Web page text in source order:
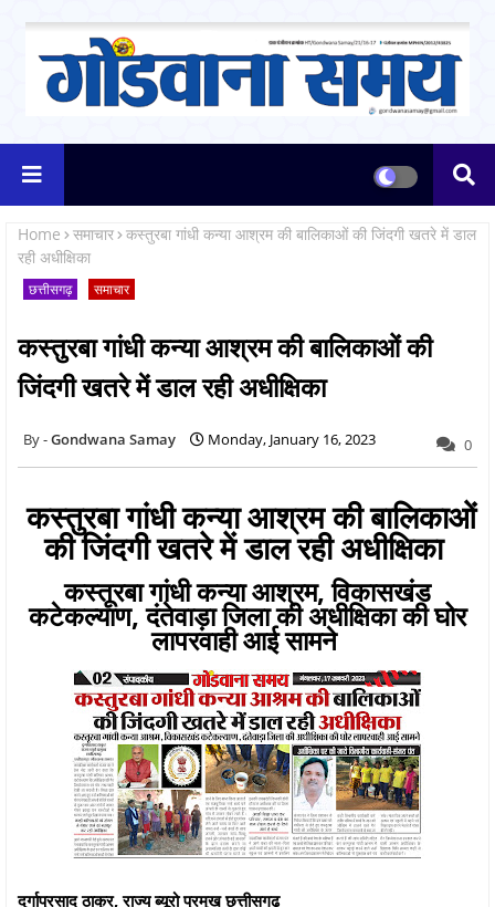
Home समाचार कस्तुरबा गांधी कन्या आश्रम की बालिकाओं की जिंदगी खतरे में डाल
रही अधीक्षिका
छत्तीसगढ़ समाचार
कस्तुरबा गांधी कन्या आश्रम की बालिकाओं की
जिंदगी खतरे में डाल रही अधीक्षिका
Gondwana Samay Monday, January 16, 2023 0
कस्तुरबा गांधी कन्या आश्रम की बालिकाओं
की जिंदगी खतरे में डाल रही अधीक्षिका
कस्तूरबा गांधी कन्या आश्रम, विकासखंड
कटेकल्याण, दंतेवाड़ा जिला की अधीक्षिका की घोर
लापरवाही आई सामने
दुर्गाप्रसाद ठाकुर, राज्य ब्यूरो प्रमुख छत्तीसगढ़